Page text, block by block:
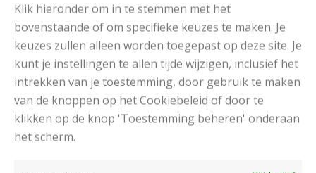
Klik hieronder om in te stemmen met het
bovenstaande of om specifieke keuzes te maken. Je
keuzes zullen alleen worden toegepast op deze site. Je
kunt je instellingen te allen tijde wijzigen, inclusief het
intrekken van je toestemming, door gebruik te maken
van de knoppen op het Cookiebeleid of door te
klikken op de knop 'Toestemming beheren' onderaan
het scherm.